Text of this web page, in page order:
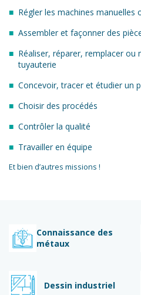
Régler les machines
Assembler et façonner des
Réaliser, réparer, remplacer ou
tuyauterie
Concevoir, tracer et étudier un
Choisir des procédés
Contrôler la qualité
Travailler en équipe
Et bien d’autres missions !
Connaissance des
métaux
Dessin industriel